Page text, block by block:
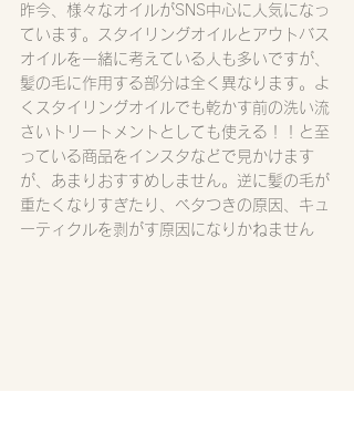
昨今、様々なオイルがSNS中心に人気になっ
ています。スタイリングオイルとアウトバス
オイルを一緒に考えている人も多いですが、
髪の毛に作用する部分は全く異なります。よ
くスタイリングオイルでも乾かす前の洗い流
さいトリートメントとしても使える！！と至
っている商品をインスタなどで見かけます
が、あまりおすすめしません。逆に髪の毛が
重たくなりすぎたり、ベタつきの原因、キュ
ーティクルを剥がす原因になりかねません